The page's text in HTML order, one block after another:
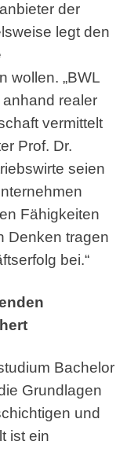
der
legt den
wollen. „BWL
realer
vermittelt
Prof. Dr.
seien
Fähigkeiten
Denken tragen
bei.“
Bachelor
Grundlagen
und
ist ein